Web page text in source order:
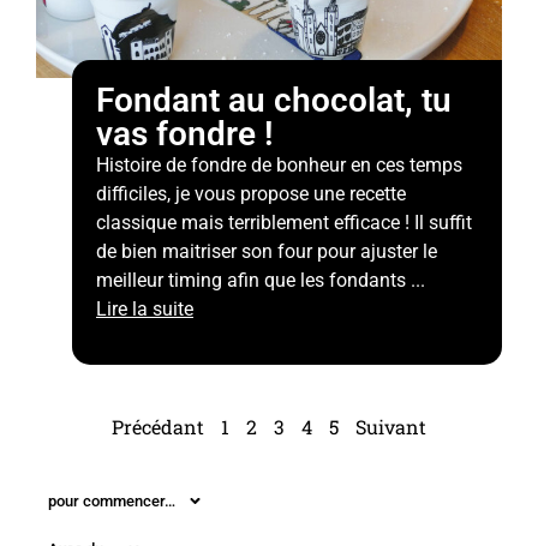
Fondant au chocolat, tu
vas fondre !
Histoire de fondre de bonheur en ces temps
difficiles, je vous propose une recette
classique mais terriblement efficace ! Il suffit
de bien maitriser son four pour ajuster le
meilleur timing afin que les fondants ...
Lire la suite
Précédant 1 2 3 4 5 Suivant
pour commencer…